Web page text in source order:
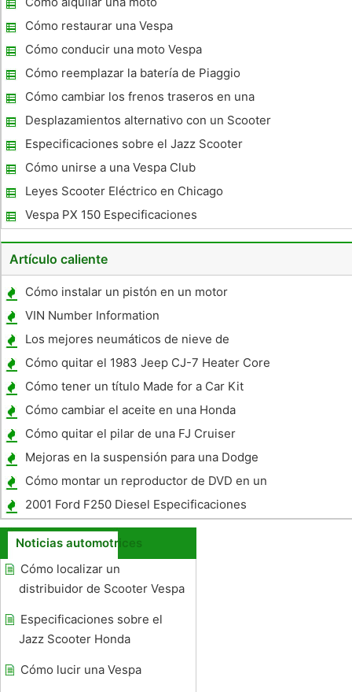
Cómo restaurar una Vespa
Cómo conducir una moto Vespa
Cómo reemplazar la batería de Piaggio
LT150
Cómo cambiar los frenos traseros en una
Vespa
Desplazamientos alternativo con un Scooter
Especificaciones sobre el Jazz Scooter
Honda
Cómo unirse a una Vespa Club
Leyes Scooter Eléctrico en Chicago
Vespa PX 150 Especificaciones
Artículo caliente
Cómo instalar un pistón en un motor
VIN Number Information
Los mejores neumáticos de nieve de
invierno
Cómo quitar el 1983 Jeep CJ-7 Heater Core
Cómo tener un título Made for a Car Kit
Cómo cambiar el aceite en una Honda
Shadow Spirit
Cómo quitar el pilar de una FJ Cruiser
Mejoras en la suspensión para una Dodge
Ram
Cómo montar un reproductor de DVD en un
coche
2001 Ford F250 Diesel Especificaciones
Noticias automotrices
Cómo localizar un
distribuidor de Scooter Vespa
Especificaciones sobre el
Jazz Scooter Honda
Cómo lucir una Vespa